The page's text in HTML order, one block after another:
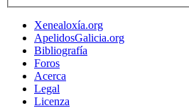
Xenealoxía.org
ApelidosGalicia.org
Bibliografía
Foros
Acerca
Legal
Licenza